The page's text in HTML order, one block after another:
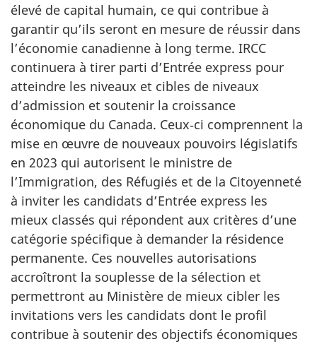
élevé de capital humain, ce qui contribue à
garantir qu’ils seront en mesure de réussir dans
l’économie canadienne à long terme. IRCC
continuera à tirer parti d’Entrée express pour
atteindre les niveaux et cibles de niveaux
d’admission et soutenir la croissance
économique du Canada. Ceux‑ci comprennent la
mise en œuvre de nouveaux pouvoirs législatifs
en 2023 qui autorisent le ministre de
l’Immigration, des Réfugiés et de la Citoyenneté
à inviter les candidats d’Entrée express les
mieux classés qui répondent aux critères d’une
catégorie spécifique à demander la résidence
permanente. Ces nouvelles autorisations
accroîtront la souplesse de la sélection et
permettront au Ministère de mieux cibler les
invitations vers les candidats dont le profil
contribue à soutenir des objectifs économiques